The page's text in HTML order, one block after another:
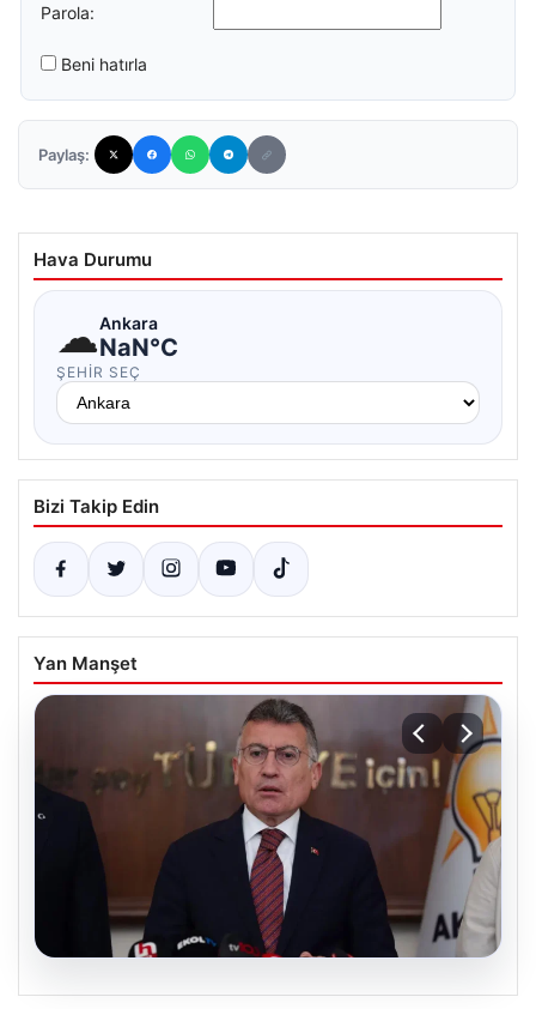
Parola:
Beni hatırla
Paylaş:
Hava Durumu
☁Ankara
NaN°C
ŞEHIR SEÇ
Bizi Takip Edin
Yan Manşet
04.08.2026